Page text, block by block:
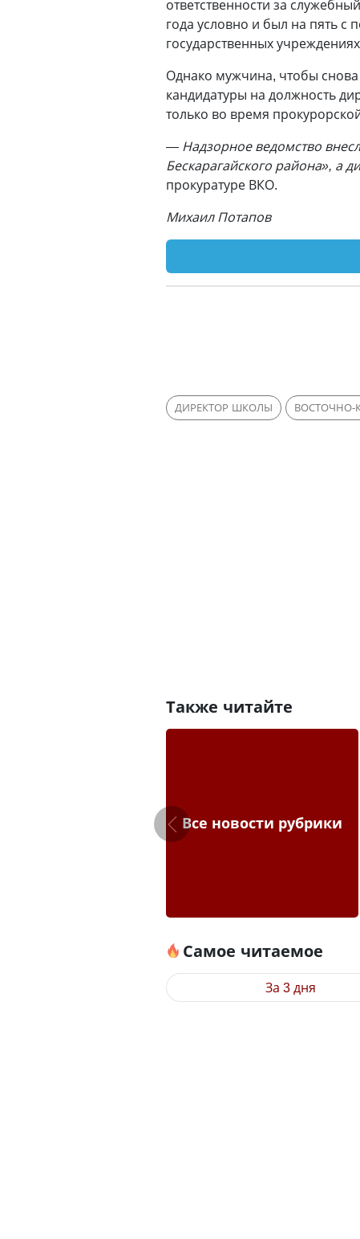
ответственности за
года условно и был на пять
государственных
Однако мужчина, чтобы
кандидатуры на должность
только во время
— Надзорное ведомство
Бескарагайского района», а
прокуратуре ВКО.
Михаил Потапов
ДИРЕКТОР ШКОЛЫ ВОСТОЧНО-
Также читайте
Все новости рубрики
Самое читаемое
За 3 дня